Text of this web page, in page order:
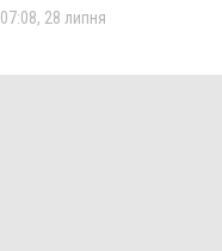
07:08, 28 липня